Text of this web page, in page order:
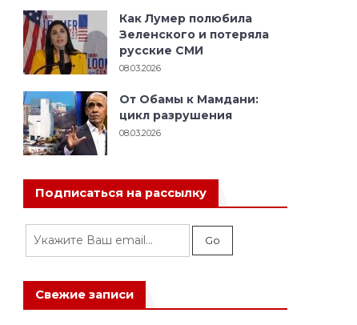
Как Лумер полюбила
Зеленского и потеряла
русские СМИ
08.03.2026
От Обамы к Мамдани:
цикл разрушения
08.03.2026
Подписаться на рассылку
Свежие записи